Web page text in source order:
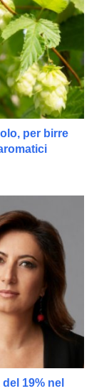
per birre
19% nel